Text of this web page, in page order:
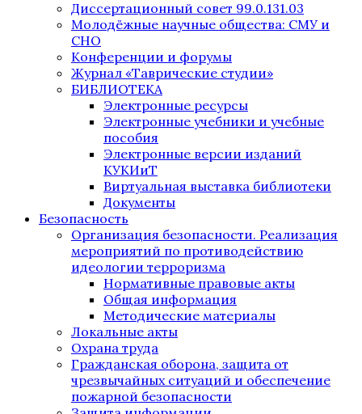
Диссертационный совет 99.0.131.03
Молодёжные научные общества: СМУ и
СНО
Конференции и форумы
Журнал «Таврические студии»
БИБЛИОТЕКА
Электронные ресурсы
Электронные учебники и учебные
пособия
Электронные версии изданий
КУКИиТ
Виртуальная выставка библиотеки
Документы
Безопасность
Организация безопасности. Реализация
мероприятий по противодействию
идеологии терроризма
Нормативные правовые акты
Общая информация
Методические материалы
Локальные акты
Охрана труда
Гражданская оборона, защита от
чрезвычайных ситуаций и обеспечение
пожарной безопасности